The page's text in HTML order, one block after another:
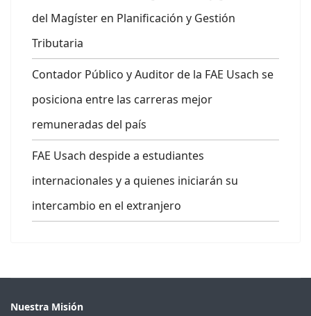
del Magíster en Planificación y Gestión
Tributaria
Contador Público y Auditor de la FAE Usach se
posiciona entre las carreras mejor
remuneradas del país
FAE Usach despide a estudiantes
internacionales y a quienes iniciarán su
intercambio en el extranjero
Nuestra Misión